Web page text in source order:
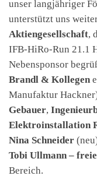
unser langjähriger
unterstützt uns
Aktiengesellschaft,
IFB-HiRo-Run 21.1
Nebensponsor
Brandl & Kollegen
Manufaktur
Gebauer,
Elektroinstallation
Nina Schneider
Tobi Ullmann –
Bereich.